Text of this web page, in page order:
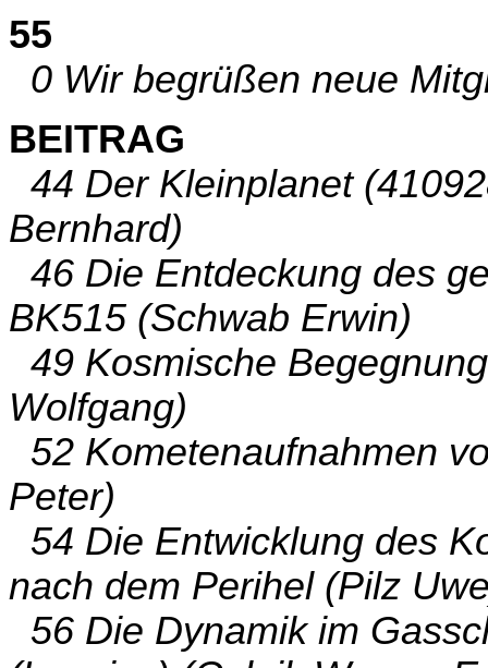
55
0 Wir begrüßen neue
BEITRAG
44 Der Kleinplanet
Bernhard)
46 Die Entdeckung des
BK515 (Schwab Erwin)
49 Kosmische
Wolfgang)
52 Kometenaufnahmen
Peter)
54 Die Entwicklung des
nach dem Perihel (Pilz
56 Die Dynamik im